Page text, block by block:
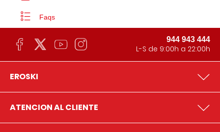
Faqs
944 943 444
L-S de 9:00h a 22:00h
EROSKI
ATENCION AL CLIENTE